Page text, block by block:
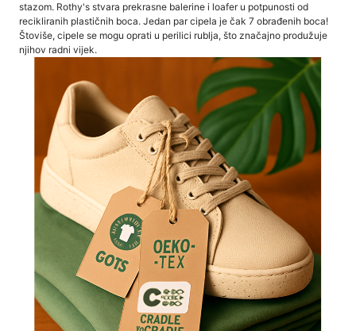
stazom. Rothy's stvara prekrasne balerine i loafer u potpunosti od
recikliranih plastičnih boca. Jedan par cipela je čak 7 obrađenih boca!
Štoviše, cipele se mogu oprati u perilici rublja, što značajno produžuje
njihov radni vijek.